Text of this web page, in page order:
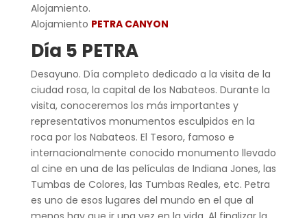
Alojamiento.
Alojamiento PETRA CANYON
Día 5 PETRA
Desayuno. Día completo dedicado a la visita de la
ciudad rosa, la capital de los Nabateos. Durante la
visita, conoceremos los más importantes y
representativos monumentos esculpidos en la
roca por los Nabateos. El Tesoro, famoso e
internacionalmente conocido monumento llevado
al cine en una de las películas de Indiana Jones, las
Tumbas de Colores, las Tumbas Reales, etc. Petra
es uno de esos lugares del mundo en el que al